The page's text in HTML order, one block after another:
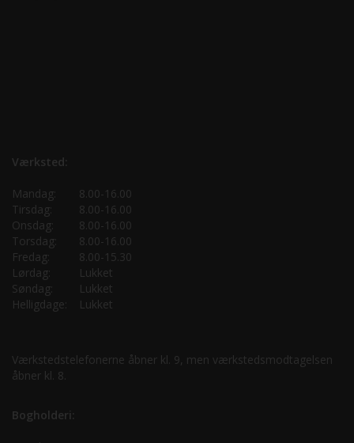
Værksted:
Mandag:
8.00-16.00
Tirsdag:
8.00-16.00
Onsdag:
8.00-16.00
Torsdag:
8.00-16.00
Fredag:
8.00-15.30
Lørdag:
Lukket
Søndag:
Lukket
Helligdage:
Lukket
Værkstedstelefonerne åbner kl. 9, men værkstedsmodtagelsen
åbner kl. 8.
Bogholderi: